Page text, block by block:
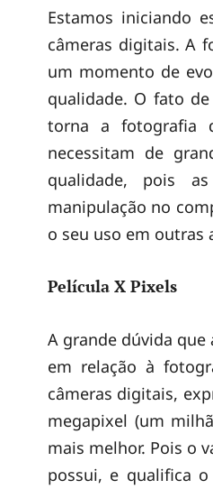
C
â
m
e
r
a
s
D
i
Estamos iniciando
câmeras digitais. A
um momento de
qualidade. O fato
torna a fotografia
necessitam de
qualidade, pois
manipulação no
o seu uso em outras
Película X Pixels
A grande dúvida
em relação à
câmeras digitais,
megapixel (um
mais melhor. Pois o
possui, e qualifica